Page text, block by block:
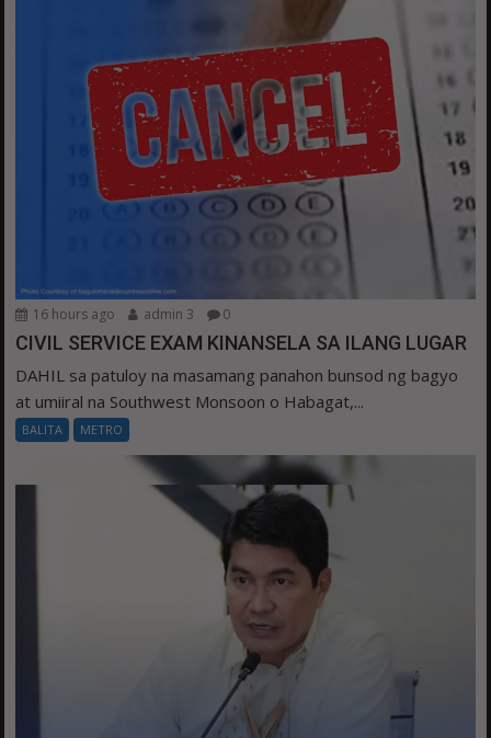
16 hours ago admin 3 0
CIVIL SERVICE EXAM KINANSELA SA ILANG LUGAR
DAHIL sa patuloy na masamang panahon bunsod ng bagyo
at umiiral na Southwest Monsoon o Habagat,...
BALITA METRO